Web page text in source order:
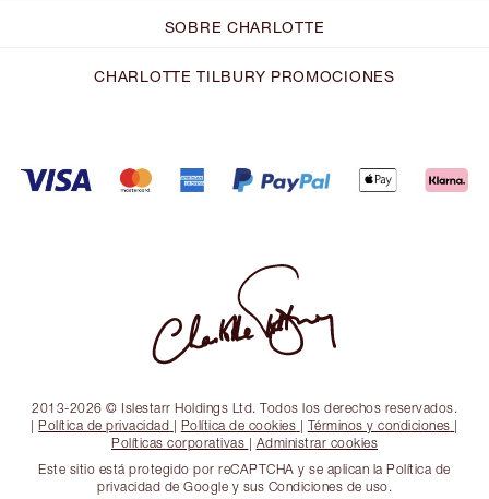
SOBRE CHARLOTTE
CHARLOTTE TILBURY PROMOCIONES
2013-2026 © Islestarr Holdings Ltd. Todos los derechos reservados.
| Política de privacidad | Política de cookies | Términos y condiciones |
Políticas corporativas | Administrar cookies
Este sitio está protegido por reCAPTCHA y se aplican la Política de
privacidad de Google y sus Condiciones de uso.